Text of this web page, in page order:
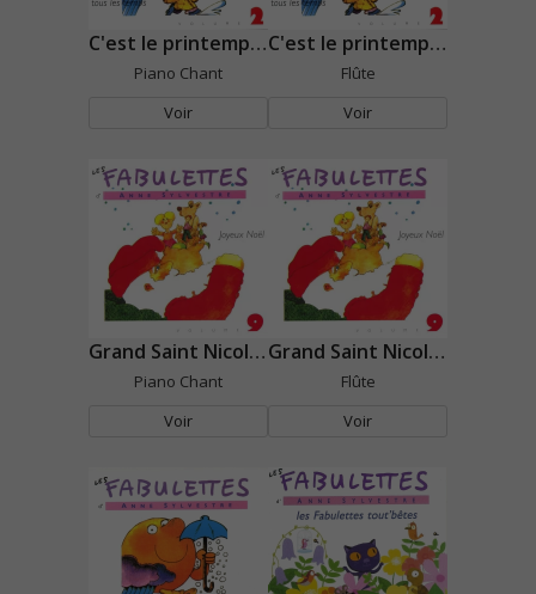
C'est le printemps vraiment
Piano Chant
Voir
C'est le printemps vraiment
Flûte
Voir
Grand Saint Nicolas
Piano Chant
Voir
Grand Saint Nicolas
Flûte
Voir